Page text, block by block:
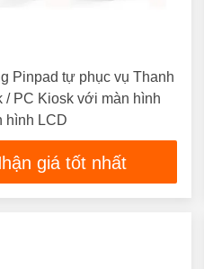
Pinpad tự phục vụ Thanh
/ PC Kiosk với màn hình
hình LCD
giá tốt nhất